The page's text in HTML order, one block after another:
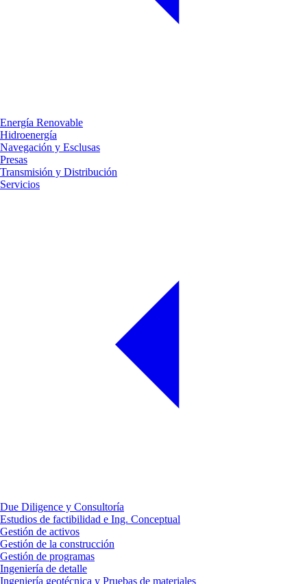
Energía Renovable
Hidroenergía
Navegación y Esclusas
Presas
Transmisión y Distribución
Servicios
Due Diligence y Consultoría
Estudios de factibilidad e Ing. Conceptual
Gestión de activos
Gestión de la construcción
Gestión de programas
Ingeniería de detalle
Ingeniería geotécnica y Pruebas de materiales